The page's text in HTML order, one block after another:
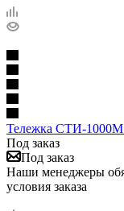
Тележка СТИ-
Под заказ
Под заказ
Наши менеджеры
условия заказа